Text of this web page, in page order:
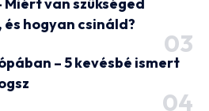
hogyan csináld?
– 5 kevésbé ismert